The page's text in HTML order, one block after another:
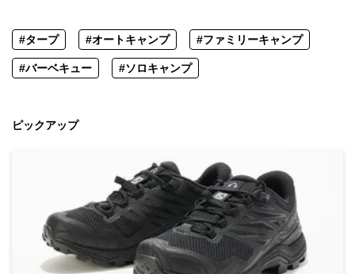
#タープ #オートキャンプ #ファミリーキャンプ
#バーベキュー #ソロキャンプ
ピックアップ